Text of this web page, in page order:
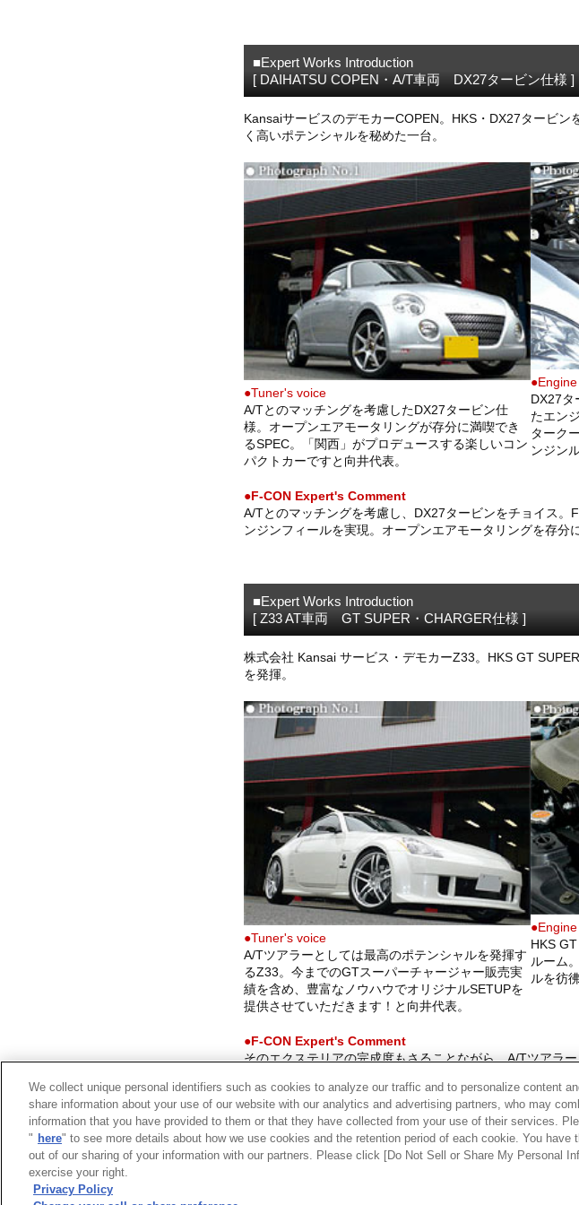
■Expert Works Introduction
[ DAIHATSU COPEN・A/T車両 DX27タービン仕様 ]
KansaiサービスのデモカーCOPEN。HKS・DX27タービ
く高いポテンシャルを秘めた一台。
●Tuner's voice
A/Tとのマッチングを考慮したDX27タービン仕
様。オープンエアモータリングが存分に満喫でき
るSPEC。「関西」がプロデュースする楽しいコン
パクトカーですと向井代表。
DX27タ
たエン
ターク
ンジン
●F-CON Expert's Comment
A/Tとのマッチングを考慮し、DX27タービンをチョイス
ンジンフィールを実現。オープンエアモータリングを存分
■Expert Works Introduction
[ Z33 AT車両 GT SUPER・CHARGER仕様 ]
株式会社 Kansai サービス・デモカーZ33。HKS GT
を発揮。
●Tuner's voice
A/Tツアラーとしては最高のポテンシャルを発揮す
るZ33。今までのGTスーパーチャージャー販売実
績を含め、豊富なノウハウでオリジナルSETUPを
提供させていただきます！と向井代表。
HKS
ルーム
ルを彷
●F-CON Expert's Comment
そのエクステリアの完成度もさることながら、A/Tツアラ
発揮。楽しい[Z]。
We collect unique personal identifiers such as cookies to analyze our traffic and to personalize content
share information about your use of our website with our analytics and advertising partners, who may
information that you have provided to them or that they have collected from your use of their services.
" here" to see more details about how we use cookies and the retention period of each cookie. You have
out of our sharing of your information with our partners. Please click [Do Not Sell or Share My Personal
exercise your right.
Privacy Policy